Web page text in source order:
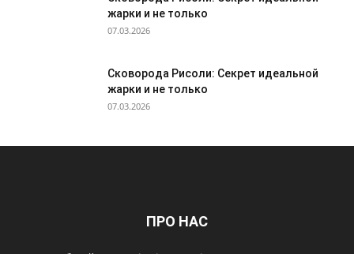
жарки и не только
07.03.2026
Сковорода Рисоли: Секрет идеальной
жарки и не только
07.03.2026
ПРО НАС